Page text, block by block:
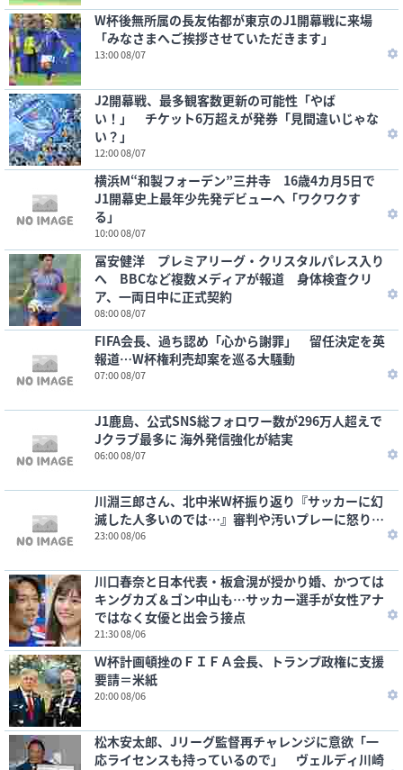
W杯後無所属の長友佑都が東京のJ1開幕戦に来場
「みなさまへご挨拶させていただきます」
13:00 08/07
J2開幕戦、最多観客数更新の可能性「やば
い！」 チケット6万超えが発券「見間違いじゃな
い？」
12:00 08/07
横浜M“和製フォーデン”三井寺 16歳4カ月5日で
J1開幕史上最年少先発デビューへ「ワクワクす
る」
10:00 08/07
冨安健洋 プレミアリーグ・クリスタルパレス入り
へ BBCなど複数メディアが報道 身体検査クリ
ア、一両日中に正式契約
08:00 08/07
FIFA会長、過ち認め「心から謝罪」 留任決定を英
報道…W杯権利売却案を巡る大騒動
07:00 08/07
J1鹿島、公式SNS総フォロワー数が296万人超えで
Jクラブ最多に 海外発信強化が結実
06:00 08/07
川淵三郎さん、北中米W杯振り返り『サッカーに幻
滅した人多いのでは…』審判や汚いプレーに怒り…
23:00 08/06
川口春奈と日本代表・板倉滉が授かり婚、かつては
キングカズ＆ゴン中山も…サッカー選手が女性アナ
ではなく女優と出会う接点
21:30 08/06
Ｗ杯計画頓挫のＦＩＦＡ会長、トランプ政権に支援
要請＝米紙
20:00 08/06
松木安太郎、Jリーグ監督再チャレンジに意欲「一
応ライセンスも持っているので」 ヴェルディ川崎